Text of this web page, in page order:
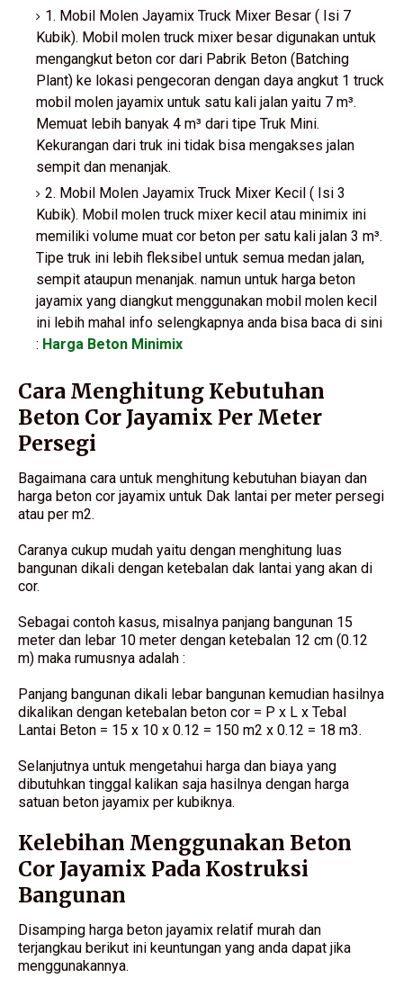
1. Mobil Molen Jayamix Truck Mixer Besar ( Isi 7
Kubik). Mobil molen truck mixer besar digunakan untuk
mengangkut beton cor dari Pabrik Beton (Batching
Plant) ke lokasi pengecoran dengan daya angkut 1 truck
mobil molen jayamix untuk satu kali jalan yaitu 7 m³.
Memuat lebih banyak 4 m³ dari tipe Truk Mini.
Kekurangan dari truk ini tidak bisa mengakses jalan
sempit dan menanjak.
2. Mobil Molen Jayamix Truck Mixer Kecil ( Isi 3
Kubik). Mobil molen truck mixer kecil atau minimix ini
memiliki volume muat cor beton per satu kali jalan 3 m³.
Tipe truk ini lebih fleksibel untuk semua medan jalan,
sempit ataupun menanjak. namun untuk harga beton
jayamix yang diangkut menggunakan mobil molen kecil
ini lebih mahal info selengkapnya anda bisa baca di sini
: Harga Beton Minimix
Cara Menghitung Kebutuhan
Beton Cor Jayamix Per Meter
Persegi
Bagaimana cara untuk menghitung kebutuhan biayan dan
harga beton cor jayamix untuk Dak lantai per meter persegi
atau per m2.
Caranya cukup mudah yaitu dengan menghitung luas
bangunan dikali dengan ketebalan dak lantai yang akan di
cor.
Sebagai contoh kasus, misalnya panjang bangunan 15
meter dan lebar 10 meter dengan ketebalan 12 cm (0.12
m) maka rumusnya adalah :
Panjang bangunan dikali lebar bangunan kemudian hasilnya
dikalikan dengan ketebalan beton cor = P x L x Tebal
Lantai Beton = 15 x 10 x 0.12 = 150 m2 x 0.12 = 18 m3.
Selanjutnya untuk mengetahui harga dan biaya yang
dibutuhkan tinggal kalikan saja hasilnya dengan harga
satuan beton jayamix per kubiknya.
Kelebihan Menggunakan Beton
Cor Jayamix Pada Kostruksi
Bangunan
Disamping harga beton jayamix relatif murah dan
terjangkau berikut ini keuntungan yang anda dapat jika
menggunakannya.